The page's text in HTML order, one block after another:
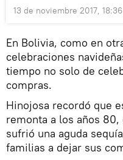
13 de noviembre 2017,
En Bolivia, como en
celebraciones
tiempo no solo de
compras.
Hinojosa recordó que
remonta a los años
sufrió una aguda
familias a dejar sus